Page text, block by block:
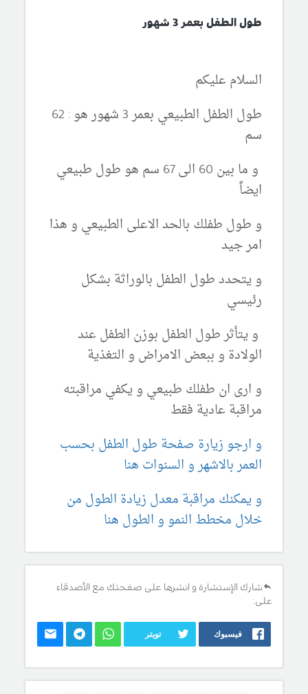
طول الطفل بعمر 3 شهور
السلام عليكم
طول الطفل الطبيعي بعمر 3 شهور هو : 62
سم
و ما بين 60 الى 67 سم هو طول طبيعي
ايضاً
و طول طفلك بالحد الاعلى الطبيعي و هذا
امر جيد
و يتحدد طول الطفل بالوراثة بشكل
رئيسي
و يتأثر طول الطفل بوزن الطفل عند
الولادة و ببعض الامراض و التغذية
و ارى ان طفلك طبيعي و يكفي مراقبته
مراقبة عادية فقط
و ارجو زيارة صفحة طول الطفل بحسب
العمر بالاشهر و السنوات هنا
و يمكنك مراقبة معدل زيادة الطول من
خلال مخطط النمو و الطول هنا
شارك الإستشارة و انشرها على صفحتك مع الأصدقاء
على:
فيسبوك تويتر